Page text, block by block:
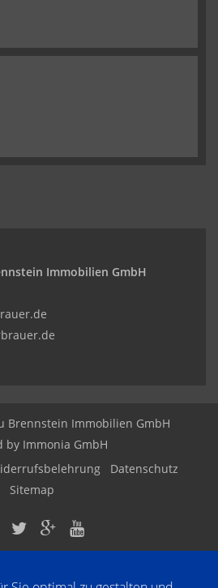
Immobilien GmbH
Brennstein Immobilien GmbH
by Immonia GmbH
Datenschutz
Sitemap